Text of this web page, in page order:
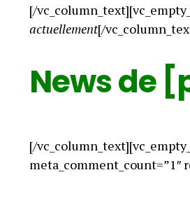
[/
actuellement[/
News de
[/
meta_comment_count=”1″